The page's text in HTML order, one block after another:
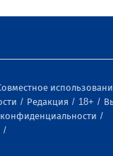
Редакция 18+